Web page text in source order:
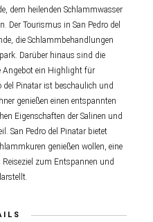
dem heilenden Schlammwasser
Der Tourismus in San Pedro del
die Schlammbehandlungen
Darüber hinaus sind die
Angebot ein Highlight für
del Pinatar ist beschaulich und
genießen einen entspannten
Eigenschaften der Salinen und
San Pedro del Pinatar bietet
genießen wollen, eine
zum Entspannen und